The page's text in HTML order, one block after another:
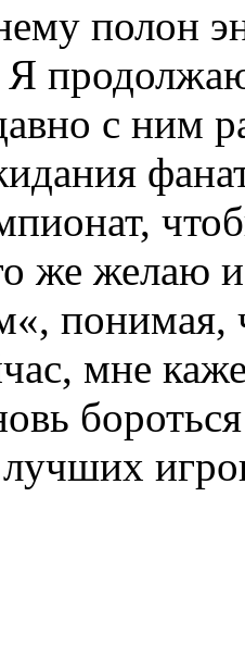
полон
Я
с ним
же желаю
мне